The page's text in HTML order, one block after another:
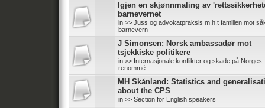
Igjen en skjønnmaling av
barnevernet
in >> Juss og advokatpraksis m.h.t familien mot
barnevern
J Simonsen: Norsk ambassadør mot
tsjekkiske politikere
in >> Internasjonale konflikter og skade på Norges
renommé
MH Skånland: Statistics and
about the CPS
in >> Section for English speakers